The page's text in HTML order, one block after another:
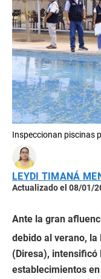
Inspeccionan piscinas
LEYDI TIMANÁ
Actualizado el 08/01/
Ante la gran
debido al verano, la
(Diresa), intensificó
establecimientos